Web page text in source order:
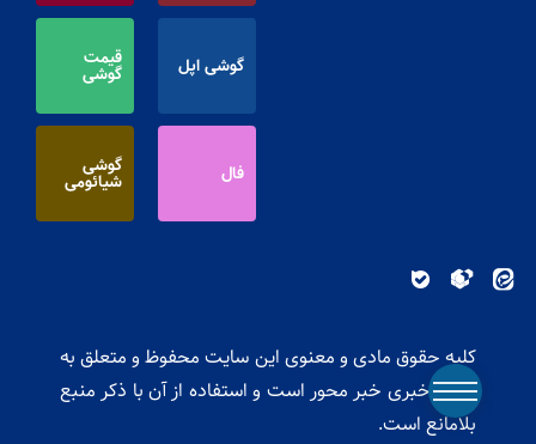
گوشی اپل قیمت
گوشی
فال گوشی
شیائومی
کلیه حقوق مادی و معنوی این سایت محفوظ و متعلق به
پایگاه خبری خبر محور است و استفاده از آن با ذکر منبع
بلامانع است.